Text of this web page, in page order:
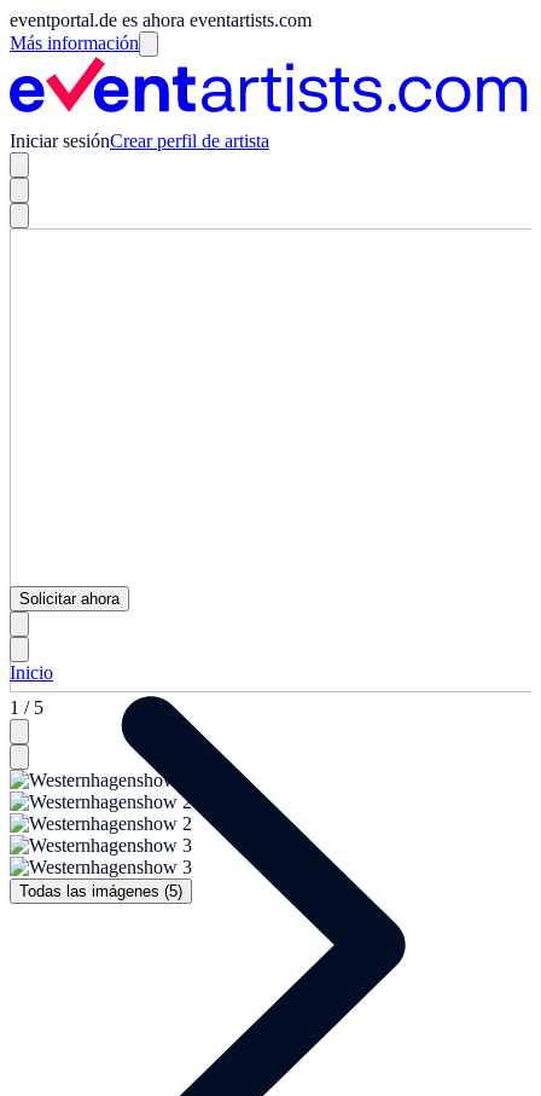
eventportal.de es ahora eventartists.com
Más información
Iniciar sesiónCrear perfil de artista
1 / 5
Todas las imágenes (5)
Solicitar ahora
Inicio